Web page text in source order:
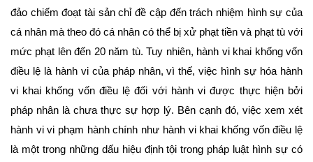
đảo chiếm đoạt tài sản chỉ đề cập đến trách nhiệm hình sự của
cá nhân mà theo đó cá nhân có thể bị xử phạt tiền và phạt tù với
mức phạt lên đến 20 năm tù. Tuy nhiên, hành vi khai khống vốn
điều lệ là hành vi của pháp nhân, vì thế, việc hình sự hóa hành
vi khai khống vốn điều lệ đối với hành vi được thực hiện bởi
pháp nhân là chưa thực sự hợp lý. Bên cạnh đó, việc xem xét
hành vi vi phạm hành chính như hành vi khai khống vốn điều lệ
là một trong những dấu hiệu định tội trong pháp luật hình sự có